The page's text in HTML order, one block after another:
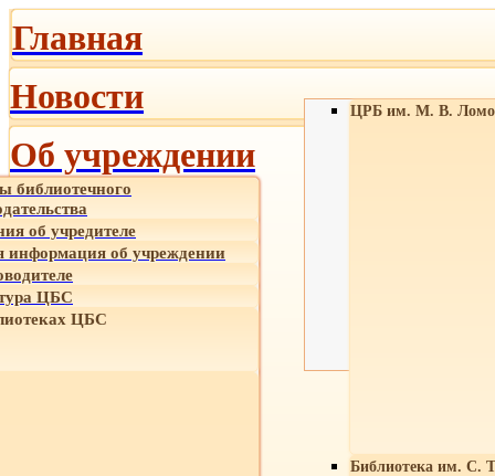
Главная
Новости
Об учреждении
библиотечного
об учредителе
об учреждении
ЦБС
ЦБС
ЦРБ им. М. В.
Библиотека им. С.